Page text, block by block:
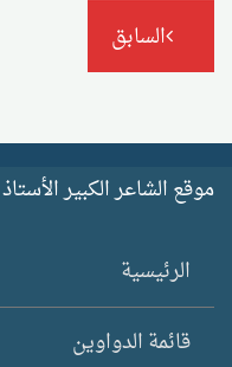
تصفّح
المقالات
السابق
موقع الشاعر الكبير
الرئيسية
قائمة الدواوين